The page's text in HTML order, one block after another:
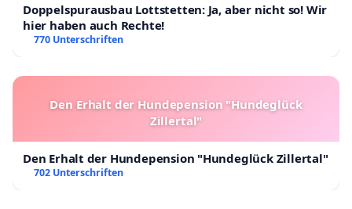
Doppelspurausbau Lottstetten: Ja, aber nicht so! Wir
hier haben auch Rechte!
770 Unterschriften
Den Erhalt der Hundepension "Hundeglück
Zillertal"
Den Erhalt der Hundepension "Hundeglück Zillertal"
702 Unterschriften